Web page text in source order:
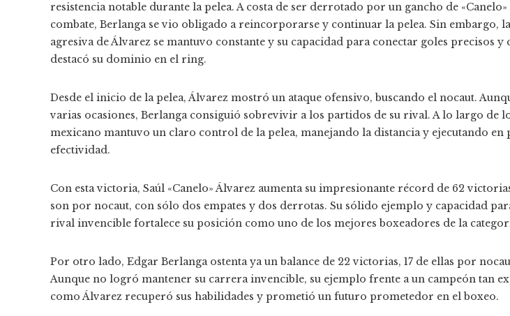
resistencia notable durante la pelea. A costa de ser derrotado por un gancho de
combate, Berlanga se vio obligado a reincorporarse y continuar la pelea. Sin embargo,
agresiva de Álvarez se mantuvo constante y su capacidad para conectar goles precisos y
destacó su dominio en el ring.
Desde el inicio de la pelea, Álvarez mostró un ataque ofensivo, buscando el nocaut.
varias ocasiones, Berlanga consiguió sobrevivir a los partidos de su rival. A lo largo de
mexicano mantuvo un claro control de la pelea, manejando la distancia y ejecutando en
efectividad.
Con esta victoria, Saúl «Canelo» Álvarez aumenta su impresionante récord de 62
son por nocaut, con sólo dos empates y dos derrotas. Su sólido ejemplo y capacidad
rival invencible fortalece su posición como uno de los mejores boxeadores de la
Por otro lado, Edgar Berlanga ostenta ya un balance de 22 victorias, 17 de ellas por
Aunque no logró mantener su carrera invencible, su ejemplo frente a un campeón tan
como Álvarez recuperó sus habilidades y prometió un futuro prometedor en el boxeo.